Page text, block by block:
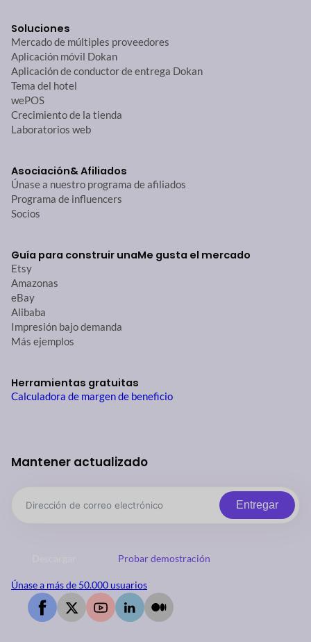
Soluciones
Mercado de múltiples proveedores
Aplicación móvil Dokan
Aplicación de conductor de entrega Dokan
Tema del hotel
wePOS
Crecimiento de la tienda
Laboratorios web
Asociación& Afiliados
Únase a nuestro programa de afiliados
Programa de influencers
Socios
Guía para construir unaMe gusta el mercado
Etsy
Amazonas
eBay
Alibaba
Impresión bajo demanda
Más ejemplos
Herramientas gratuitas
Calculadora de margen de beneficio
Mantener actualizado
Entregar
Probar demostración
Únase a más de 50.000 usuarios